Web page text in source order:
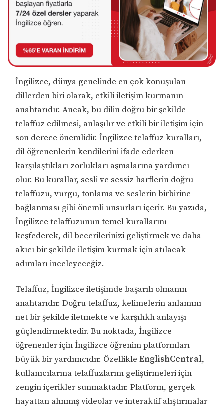
İngilizce, dünya genelinde en çok konuşulan
dillerden biri olarak, etkili iletişim kurmanın
anahtarıdır. Ancak, bu dilin doğru bir şekilde
telaffuz edilmesi, anlaşılır ve etkili bir iletişim için
son derece önemlidir. İngilizce telaffuz kuralları,
dil öğrenenlerin kendilerini ifade ederken
karşılaştıkları zorlukları aşmalarına yardımcı
olur. Bu kurallar, sesli ve sessiz harflerin doğru
telaffuzu, vurgu, tonlama ve seslerin birbirine
bağlanması gibi önemli unsurları içerir. Bu yazıda,
İngilizce telaffuzunun temel kurallarını
keşfederek, dil becerilerinizi geliştirmek ve daha
akıcı bir şekilde iletişim kurmak için atılacak
adımları inceleyeceğiz.
Telaffuz, İngilizce iletişimde başarılı olmanın
anahtarıdır. Doğru telaffuz, kelimelerin anlamını
net bir şekilde iletmekte ve karşılıklı anlayışı
güçlendirmektedir. Bu noktada, İngilizce
öğrenenler için İngilizce öğrenim platformları
büyük bir yardımcıdır. ÖzellikleEnglishCentral,
kullanıcılarına telaffuzlarını geliştirmeleri için
zengin içerikler sunmaktadır. Platform, gerçek
hayattan alınmış videolar ve interaktif alıştırmalar